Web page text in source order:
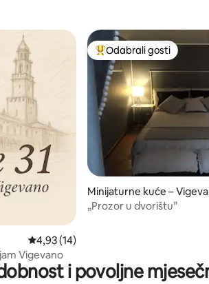
Prosječna ocjena: 4,93/5, recenzija: 14
4,93 (14)
Vigevano
Među najviše
Odabrali gosti
Minijaturne kuće –
„Prozor u dvorištu”
i povoljne